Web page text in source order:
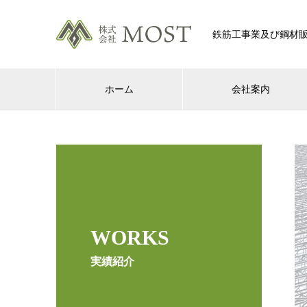
鉄筋工事業及び鋼材
ホーム 会社案内
WORKS
実績紹介